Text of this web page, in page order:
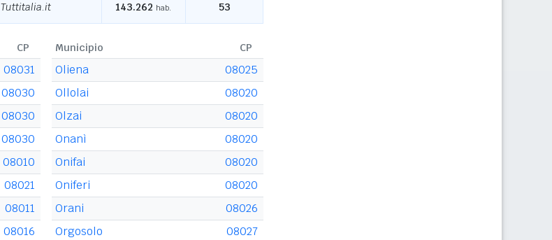
Tuttitalia.it
143.262 hab.
53
CP
08031
08030
08030
08030
08010
08021
08011
08016
Municipio CP
Oliena
08025
Ollolai
08020
Olzai
08020
Onanì
08020
Onifai
08020
Oniferi
08020
Orani
08026
Orgosolo
08027